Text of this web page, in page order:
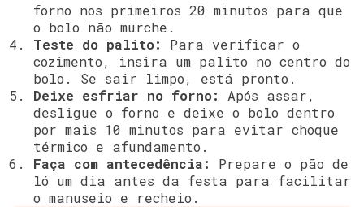
forno nos primeiros 20 minutos para que
o bolo não murche.
Teste do palito:
Para verificar o
cozimento, insira um palito no centro do
bolo. Se sair limpo, está pronto.
Deixe esfriar no forno:
Após assar,
desligue o forno e deixe o bolo dentro
por mais 10 minutos para evitar choque
térmico e afundamento.
Faça com antecedência:
Prepare o pão de
ló um dia antes da festa para facilitar
o manuseio e recheio.